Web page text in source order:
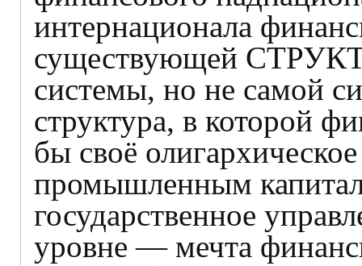
интернационала
существующей
системы, но не самой
структура, в которой
бы своё
промышленным
государственное
уровне — мечта